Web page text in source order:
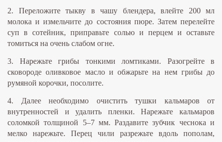
2. Переложите тыкву в чашу блендера, влейте 200 мл
молока и измельчите до состояния пюре. Затем перелейте
суп в сотейник, приправьте солью и перцем и оставьте
томиться на очень слабом огне.
3. Нарежьте грибы тонкими ломтиками. Разогрейте в
сковороде оливковое масло и обжарьте на нем грибы до
румяной корочки, посолите.
4. Далее необходимо очистить тушки кальмаров от
внутренностей и удалить пленки. Нарежьте кальмаров
соломкой толщиной 5–7 мм. Раздавите зубчик чеснока и
мелко нарежьте. Перец чили разрежьте вдоль пополам,